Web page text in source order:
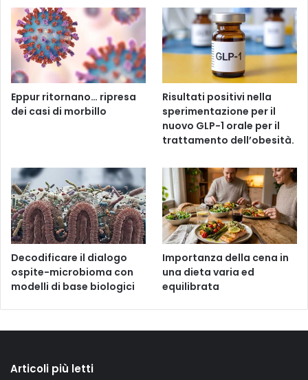
Eppur ritornano… ripresa
dei casi di morbillo
Risultati positivi nella
sperimentazione per il
nuovo GLP-1 orale per il
trattamento dell’obesità.
Decodificare il dialogo
ospite-microbioma con
modelli di base biologici
Importanza della cena in
una dieta varia ed
equilibrata
Articoli più letti